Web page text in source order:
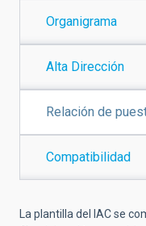
Organigrama
Alta Dirección
Relación de
Compatibilidad
La plantilla del IAC se